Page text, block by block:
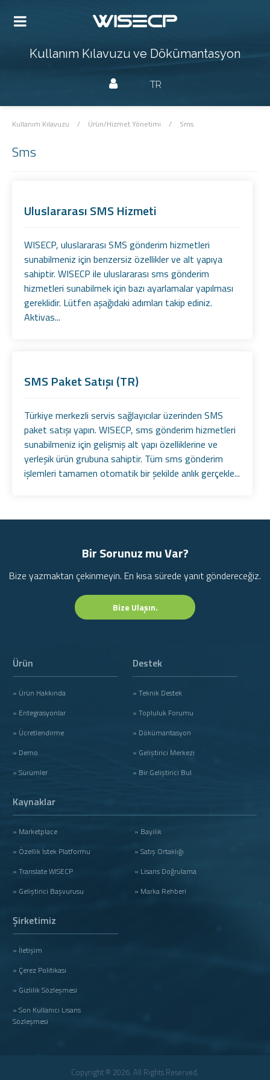
Kullanım Kılavuzu ve Dökümantasyon
TR
Kullanım Kılavuzu / Ürün/Hizmet Yönetimi / Sms
Sms
Uluslararası SMS Hizmeti
WISECP, uluslararası SMS gönderim hizmetleri
sunabilmeniz için benzersiz özellikler ve alt yapıya
sahiptir. WISECP ile uluslararası sms gönderim
hizmetleri sunabilmek için bazı ayarlamalar yapılması
gereklidir. Lütfen aşağıdaki adımları takip ediniz.
Aktivas...
SMS Paket Satışı (TR)
Türkiye merkezli servis sağlayıcılar üzerinden SMS
paket satışı yapın. WISECP, sms gönderim hizmetleri
sunabilmeniz için gelişmiş alt yapı özelliklerine ve
yerleşik ürün grubuna sahiptir. Tüm sms gönderim
işlemleri tamamen otomatik bir şekilde anlık gerçekle...
Bir Sorunuz mu Var?
Bize yazmaktan çekinmeyin. En kısa sürede yanıt göndereceğiz.
Bize Ulaşın.
Ürün
» Ürün Hakkında
» Entegrasyonlar
» Ücretlendirme
» Demo
» Sürümler
Destek
» Teknik Destek
» Topluluk Forumu
» Dökümantasyon
» Geliştirici Merkezi
» Bir Geliştirici Bul
Kaynaklar
» Marketplace
» Özellik İstek Platformu
» Translate WISECP
» Geliştirici Başvurusu
» Bayilik
» Satış Ortaklığı
» Lisans Doğrulama
» Marka Rehberi
Şirketimiz
» İletişim
» Çerez Politikası
» Gizlilik Sözleşmesi
» Son Kullanıcı Lisans
Sözleşmesi
Copyright © 2026. All Rights Reserved.